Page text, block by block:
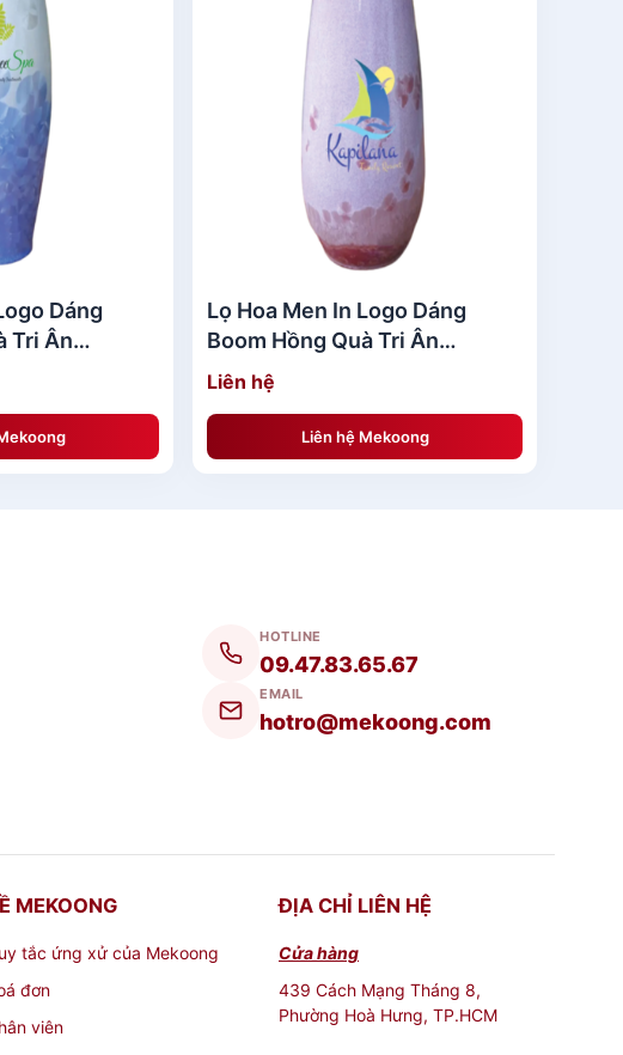
Dáng
Tri Ân
Lọ Hoa Men In Logo Dáng
Boom Hồng Quà Tri Ân
MKQTA08
Liên hệ
Liên hệ Mekoong
HOTLINE
09.47.83.65.67
EMAIL
hotro@mekoong.com
MEKOONG
tắc ứng xử của Mekoong
đơn
viên
ĐỊA CHỈ LIÊN HỆ
Cửa hàng
439 Cách Mạng Tháng 8,
Phường Hoà Hưng, TP.HCM